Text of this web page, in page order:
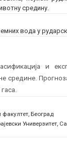
средину.
вода у
и
средине.
Београд
Универзитет,